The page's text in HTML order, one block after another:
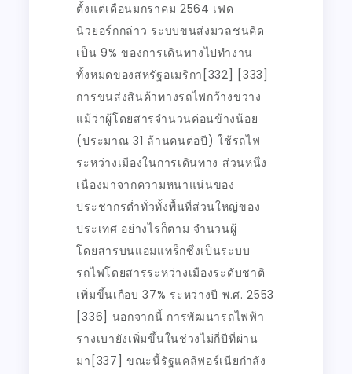
ตั้งแต่เดือนมกราคม 2564 เฟด
นิวยอร์กกล่าว ระบบขนส่งมวลชนคิด
เป็น 9% ของการเดินทางไปทำงาน
ทั้งหมดของสหรัฐอเมริกา[332] [333]
การขนส่งสินค้าทางรถไฟกว้างขวาง
แม้ว่าผู้โดยสารจำนวนค่อนข้างน้อย
(ประมาณ 31 ล้านคนต่อปี) ใช้รถไฟ
ระหว่างเมืองในการเดินทาง ส่วนหนึ่ง
เนื่องมาจากความหนาแน่นของ
ประชากรต่ำทั่วทั้งพื้นที่ส่วนใหญ่ของ
ประเทศ อย่างไรก็ตาม จำนวนผู้
โดยสารบนแอมแทร็กซึ่งเป็นระบบ
รถไฟโดยสารระหว่างเมืองระดับชาติ
เพิ่มขึ้นเกือบ 37% ระหว่างปี พ.ศ. 2553
[336] นอกจากนี้ การพัฒนารถไฟฟ้า
รางเบายังเพิ่มขึ้นในช่วงไม่กี่ปีที่ผ่าน
มา[337] ขณะนี้รัฐแคลิฟอร์เนียกำลัง